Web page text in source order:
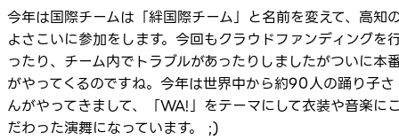
今年は国際チームは「絆国際チーム」と名前を変えて、高知
よさこいに参加をします。今回もクラウドファンディングを
ったり、チーム内でトラブルがあったりしましたがついに本
がやってくるのですね。今年は世界中から約90人の踊り子さ
んがやってきまして、「WA!」をテーマにして衣装や音楽に
だわった演舞になっています。 ;)